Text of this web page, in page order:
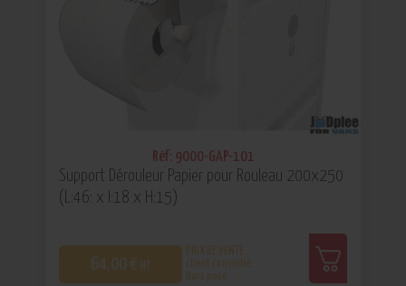
Réf: 9000-GAP-101
Support Dérouleur Papier pour Rouleau 200x250
(L:46: x l:18 x H:15)
64,00 € HT
PRIX DE VENTE
client conseillé
Hors pose